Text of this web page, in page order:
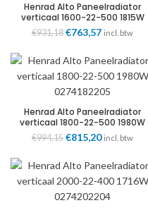
Henrad Alto Paneelradiator
verticaal 1600-22-500 1815W
0274162205
€931,18 Oorspronkelijke
was:
€931,18.
€763,57 Huidige
is:
€763,57.
incl. btw
Henrad Alto Paneelradiator
verticaal 1800-22-500 1980W
0274182205
€994,15 Oorspronkelijke
was:
€994,15.
€815,20Huidige
is:
€815,20.
incl. btw